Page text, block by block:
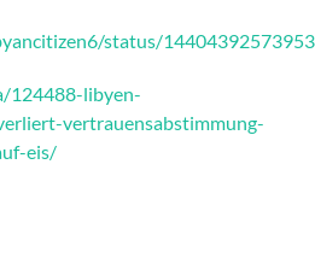
status/
124488-libyen-
vertrauensabstimmung-
eis/